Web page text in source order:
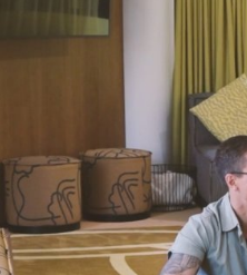
Katso kuva 1 / 6